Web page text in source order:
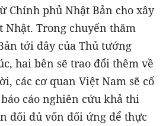
Chính phủ Nhật Bản cho xây
Nhật. Trong chuyến thăm
tới đây của Thủ tướng
hai bên sẽ trao đổi thêm về
các cơ quan Việt Nam sẽ cố
cáo nghiên cứu khả thi
đối đủ vốn đối ứng để thực